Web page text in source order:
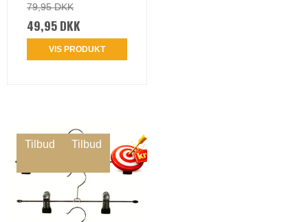
79,95 DKK
49,95 DKK
VIS PRODUKT
Tilbud Tilbud